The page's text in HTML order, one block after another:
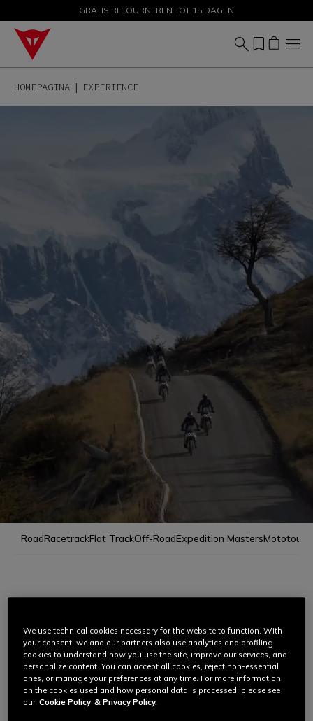
KORTINGEN TOT 50% – SHOP NU
GRATIS RETOURNEREN TOT 15 DAGEN
HOMEPAGINA EXPERIENCE
RoadRacetrackFlat TrackOff-RoadExpedition MastersMototour
DeDainese Riding Masters-cursussenbieden motorrijders
van alle ervaringsniveaus de middelen om plezier te hebben
en hun volledige potentieel veilig te benutten, met de hulp van
gekwalificeerde instructeurs en wereldkampioenen uit de
motorwereld.
We use technical cookies necessary for the website to function. With
your consent, we and our partners also use analytics and profiling
cookies to understand how you use the site, improve our services, and
personalize content. You can accept all cookies, reject non-essential
ones, or manage your preferences at any time. For more information
on the cookies used and how personal data is processed, please see
our Cookie Policy & Privacy Policy.